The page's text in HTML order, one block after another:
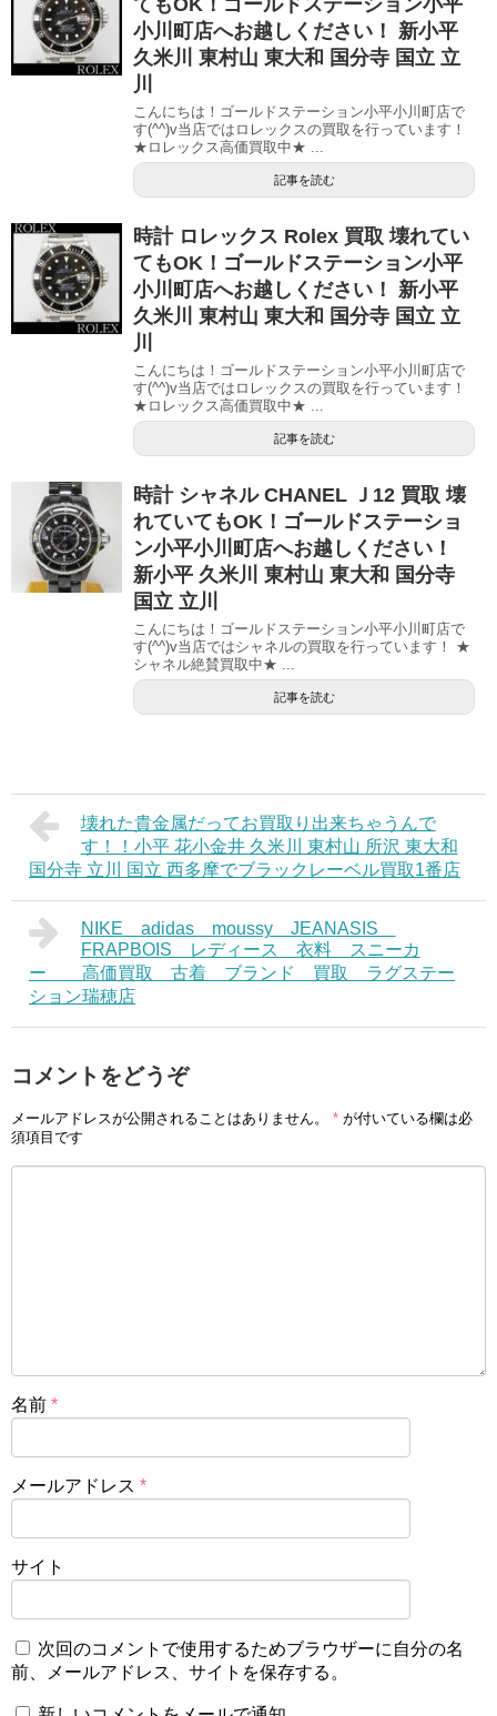
小川町店へお越しください！ 新小平
久米川 東村山 東大和 国分寺 国立 立
川
こんにちは！ゴールドステーション小平小川町店で
す(^^)v当店ではロレックスの買取を行っています！
★ロレックス高価買取中★ ...
記事を読む
時計 ロレックス Rolex 買取 壊れてい
てもOK！ゴールドステーション小平
小川町店へお越しください！ 新小平
久米川 東村山 東大和 国分寺 国立 立
川
こんにちは！ゴールドステーション小平小川町店で
す(^^)v当店ではロレックスの買取を行っています！
★ロレックス高価買取中★ ...
記事を読む
時計 シャネル CHANEL Ｊ12 買取 壊
れていてもOK！ゴールドステーショ
ン小平小川町店へお越しください！
新小平 久米川 東村山 東大和 国分寺
国立 立川
こんにちは！ゴールドステーション小平小川町店で
す(^^)v当店ではシャネルの買取を行っています！ ★
シャネル絶賛買取中★ ...
記事を読む
壊れた貴金属だってお買取り出来ちゃうんで
す！！小平 花小金井 久米川 東村山 所沢 東大和
国分寺 立川 国立 西多摩でブラックレーベル買取1番店
NIKE adidas moussy JEANASIS
FRAPBOIS レディース 衣料 スニーカ
ー 高価買取 古着 ブランド 買取 ラグステー
ション瑞穂店
コメントをどうぞ
メールアドレスが公開されることはありません。 * が付いている欄は必
須項目です
名前 *
メールアドレス *
サイト
次回のコメントで使用するためブラウザーに自分の名
前、メールアドレス、サイトを保存する。